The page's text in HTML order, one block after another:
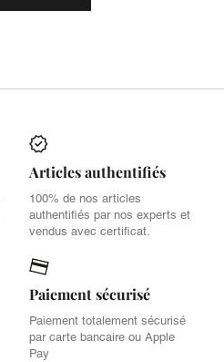
Articles authentifiés
100% de nos articles
authentifiés par nos experts et
vendus avec certificat.
Paiement sécurisé
Paiement totalement sécurisé
par carte bancaire ou Apple
Pay